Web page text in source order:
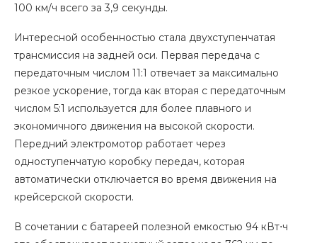
100 км/ч всего за 3,9 секунды.
Интересной особенностью стала двухступенчатая
трансмиссия на задней оси. Первая передача с
передаточным числом 11:1 отвечает за максимально
резкое ускорение, тогда как вторая с передаточным
числом 5:1 используется для более плавного и
экономичного движения на высокой скорости.
Передний электромотор работает через
одноступенчатую коробку передач, которая
автоматически отключается во время движения на
крейсерской скорости.
В сочетании с батареей полезной емкостью 94 кВт⋅ч